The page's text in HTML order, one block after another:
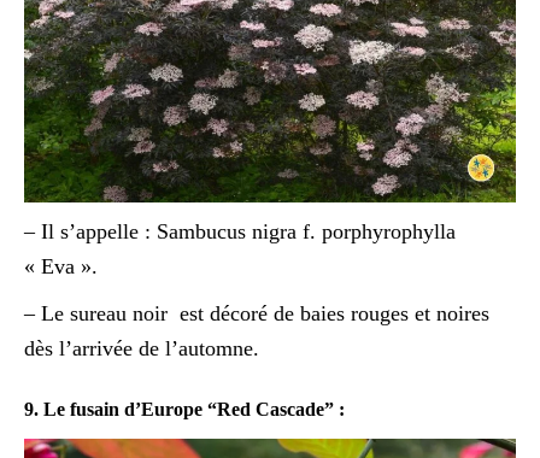
– Il s’appelle : Sambucus nigra f. porphyrophylla
« Eva ».
– Le sureau noir est décoré de baies rouges et noires
dès l’arrivée de l’automne.
9. Le fusain d’Europe “Red Cascade” :